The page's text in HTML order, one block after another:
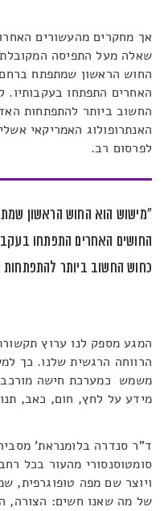
אך מחקרים מהעשורים
שאלה מעל התפיסה
החוש הראשון שמתפתח
האחרים התפתחו בעקבותיו.
החשוב ביותר להתפתחות
האנתרופולוג האמריקאי
לפרסום רב.
"מישוש הוא החוש הראשון
החושים האחרים התפתחו
כחוש החשוב ביותר
המגע מספק לנו ערוץ
הרווחה הרגשית שלנו. כך
משמש כמערכת חישה
מידע על לחץ, חום, כאב,
ד"ר סנדרה בלומנראת'
סומטוסנסורי מהעור בכל
ויוצר שם מפה טופוגרפית,
של מה שאנו חשים: הצורה,